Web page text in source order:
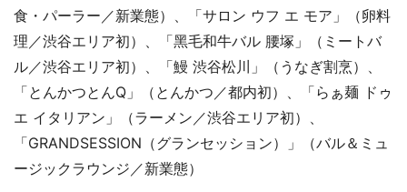
食・パーラー／新業態）、「サロン ウフ エ モア」（卵料
理／渋谷エリア初）、「黑毛和牛バル 腰塚」（ミートバ
ル／渋谷エリア初）、「鰻 渋谷松川」（うなぎ割烹）、
「とんかつとんQ」（とんかつ／都内初）、「らぁ麺 ドゥ
エ イタリアン」（ラーメン／渋谷エリア初）、
「GRANDSESSION（グランセッション）」（バル＆ミュ
ージックラウンジ／新業態）